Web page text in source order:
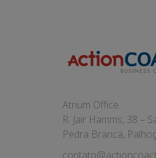
Atrium Office
R. Jair Hamms, 38 –
Pedra Branca,